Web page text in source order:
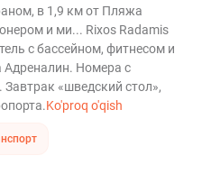
в 1,9 км от Пляжа
и ми... Rixos Radamis
с бассейном, фитнесом и
Адреналин. Номера с
«шведский стол»,
Ko'proq o'qish